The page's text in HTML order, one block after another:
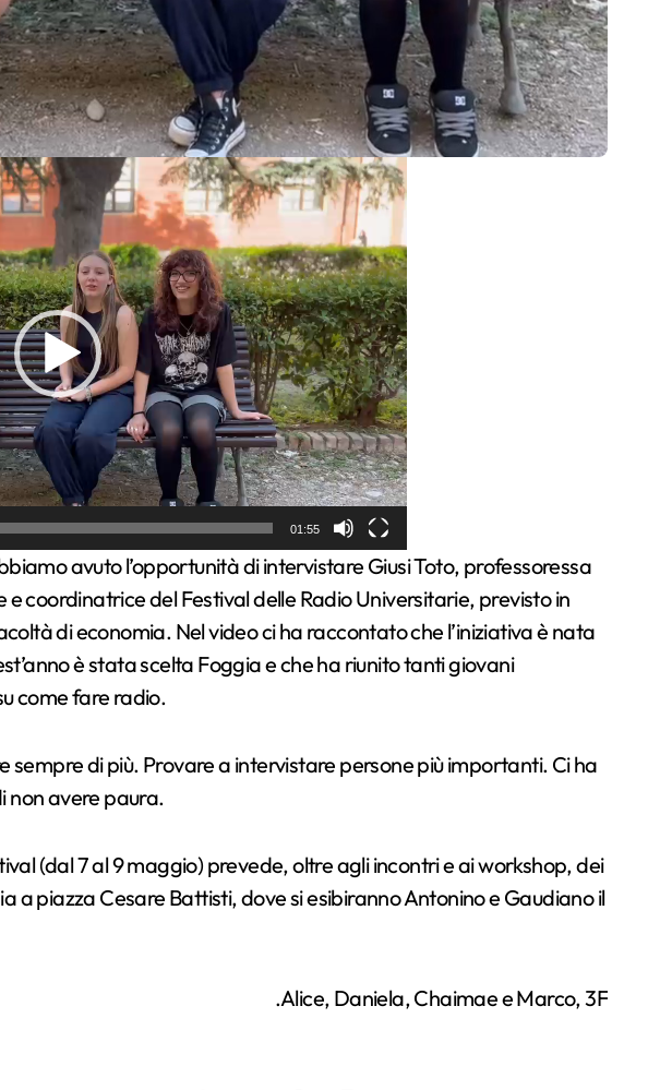
01:55
coordinatrice del Festival delle Radio Universitarie, previsto in
di economia. Nel video ci ha raccontato che l’iniziativa è nata
è stata scelta Foggia e che ha riunito tanti giovani
come fare radio.
sempre di più. Provare a intervistare persone più importanti. Ci ha
non avere paura.
(dal 7 al 9 maggio) prevede, oltre agli incontri e ai workshop, dei
a piazza Cesare Battisti, dove si esibiranno Antonino e Gaudiano il
.Alice, Daniela, Chaimae e Marco, 3F